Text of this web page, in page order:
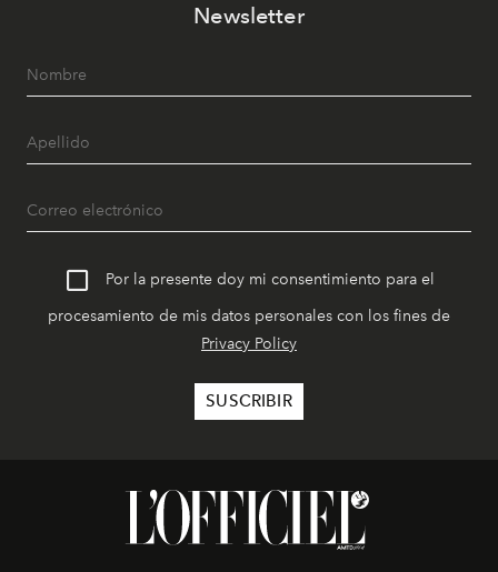
Newsletter
Por la presente doy mi consentimiento para el
procesamiento de mis datos personales con los fines de
Privacy Policy